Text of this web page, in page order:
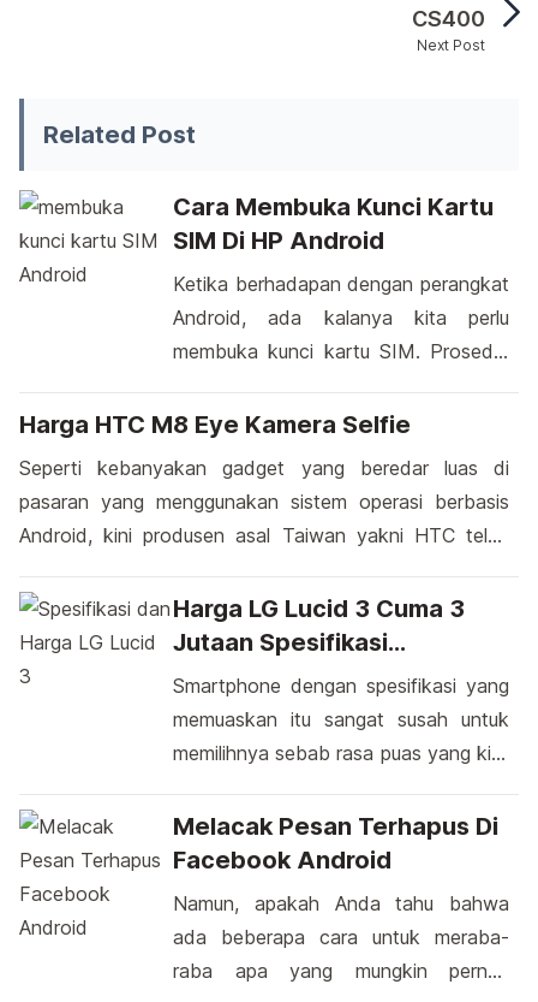
CS400
Next Post
Related Post
Cara Membuka Kunci Kartu
SIM Di HP Android
Ketika berhadapan dengan perangkat
Android, ada kalanya kita perlu
membuka kunci kartu SIM. Prosedur
diperlukan ketika Anda mengganti
perangkat Anda untuk pertama
kalinya. Pada saat seperti itu,
pengetahuan tentang cara membuka
Android menjadi sangat berharga.
Mengatasi situasi ini biasanya
melibatkan […]
Harga HTC M8 Eye Kamera Selfie
Seperti kebanyakan gadget yang beredar luas di
pasaran yang menggunakan sistem operasi berbasis
Android, kini produsen asal Taiwan yakni HTC telah
bakal menggunakan sistem operasi Android 4.4 KitKat.
Smartphone ini di beri nama HTC M8 Eye yang
merupakan smartphone berkelas high-end, smartphone
ini diharapkan mampu meraih kesuksesan seperti yang
Harga LG Lucid 3 Cuma 3
Jutaan Spesifikasi
Memuaskan
Smartphone dengan spesifikasi yang
memuaskan itu sangat susah untuk
memilihnya sebab rasa puas yang kita
Untuk melawati kondisi tersebut,
tipsnya cukup mudah yaitu pilihlah ke
budget yang tersedia saat ini, Jangan
memaksakan untuk membeli barang
yang lebih mahal dari yang
Melacak Pesan Terhapus Di
Facebook Android
Namun, apakah Anda tahu bahwa
ada beberapa cara untuk meraba-
raba apa yang mungkin pernah